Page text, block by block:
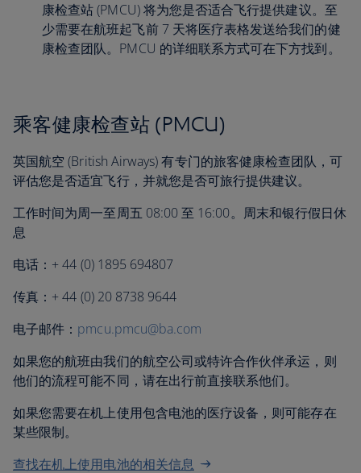
康检查站 (PMCU) 将为您是否适合飞行提供建议。至
少需要在航班起飞前 7 天将医疗表格发送给我们的健
康检查团队。PMCU 的详细联系方式可在下方找到。
乘客健康检查站 (PMCU)
英国航空 (British Airways) 有专门的旅客健康检查团队，可
评估您是否适宜飞行，并就您是否可旅行提供建议。
工作时间为周一至周五 08:00 至 16:00。周末和银行假日休
息
电话：+ 44 (0) 1895 694807
传真：+ 44 (0) 20 8738 9644
电子邮件： pmcu.pmcu@ba.com
如果您的航班由我们的航空公司或特许合作伙伴承运，则
他们的流程可能不同，请在出行前直接联系他们。
如果您需要在机上使用包含电池的医疗设备，则可能存在
某些限制。
查找在机上使用电池的相关信息